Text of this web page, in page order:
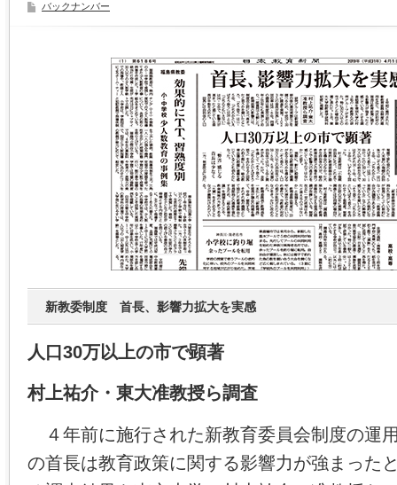
バックナンバー
新教委制度 首長、影響力拡大を実感
人口30万以上の市で顕著
村上祐介・東大准教授ら調査
４年前に施行された新教育委員会制度の運
の首長は教育政策に関する影響力が強まった